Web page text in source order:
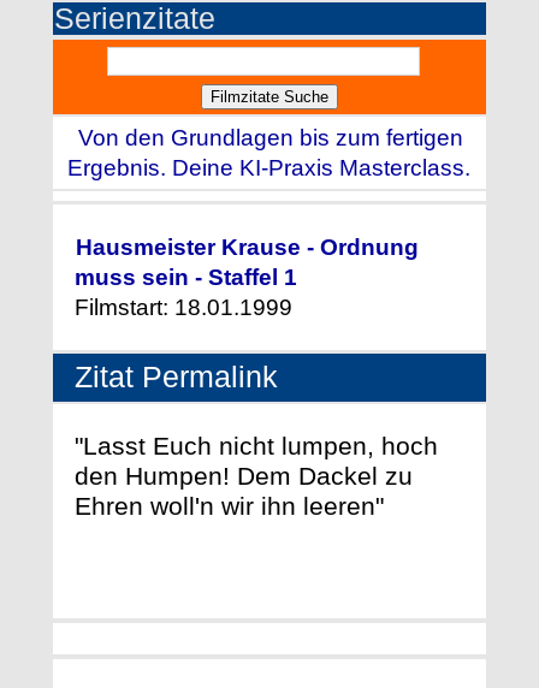
Serienzitate
Von den Grundlagen bis zum fertigen
Ergebnis. Deine KI-Praxis Masterclass.
Hausmeister Krause - Ordnung
muss sein - Staffel 1
Filmstart: 18.01.1999
Zitat Permalink
"Lasst Euch nicht lumpen, hoch
den Humpen! Dem Dackel zu
Ehren woll'n wir ihn leeren"